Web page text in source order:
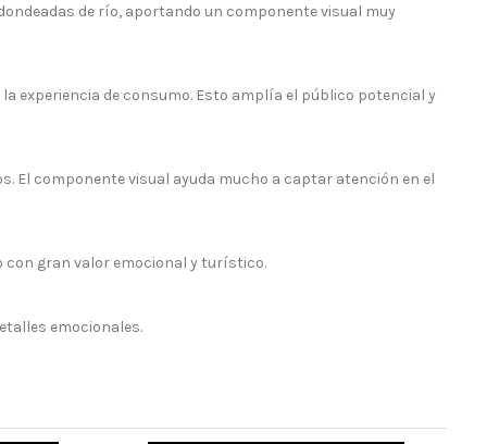
de río, aportando un componente visual muy
experiencia de consumo. Esto amplía el público potencial y
El componente visual ayuda mucho a captar atención en el
con gran valor emocional y turístico.
emocionales.